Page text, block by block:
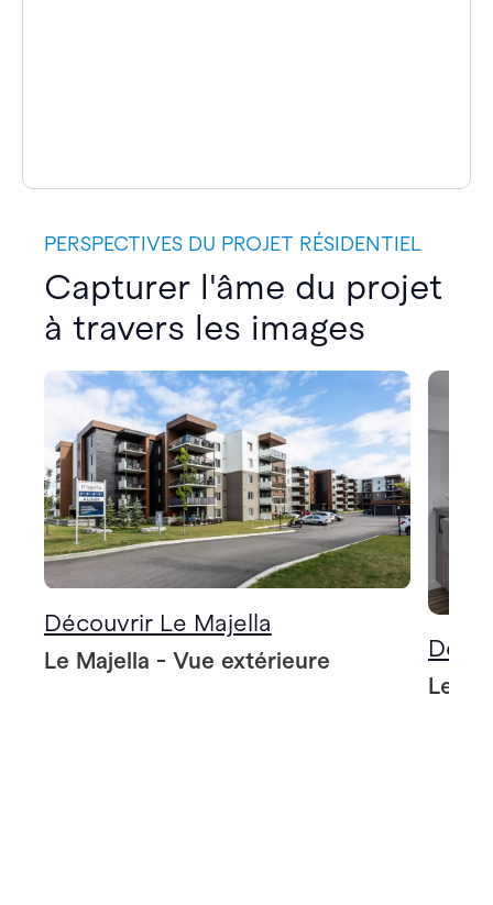
PERSPECTIVES DU PROJET RÉSIDENTIEL
Capturer l'âme du projet
à travers les images
Découvrir Le Majella
Le Majella - Vue extérieure
Le